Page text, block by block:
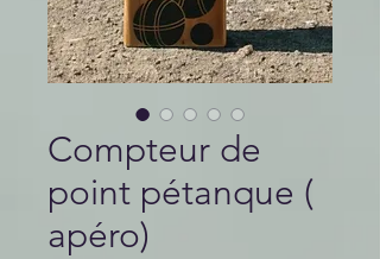
Compteur de
point pétanque (
apéro)